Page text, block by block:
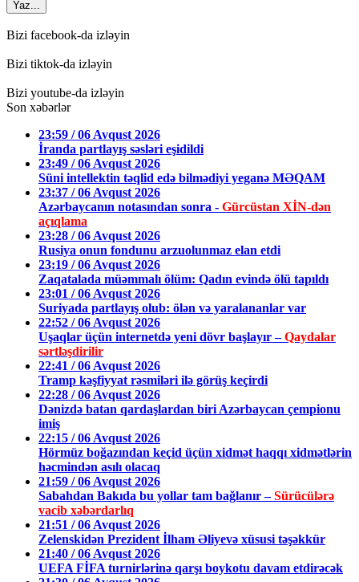
Yaz...
Bizi facebook-da izləyin
Bizi tiktok-da izləyin
Bizi youtube-da izləyin
Son xəbərlər
23:59 / 06 Avqust 2026
İranda partlayış səsləri eşidildi
23:49 / 06 Avqust 2026
Süni intellektin təqlid edə bilmədiyi yeganə MƏQAM
23:37 / 06 Avqust 2026
Azərbaycanın notasından sonra - Gürcüstan XİN-dən
açıqlama
23:28 / 06 Avqust 2026
Rusiya onun fondunu arzuolunmaz elan etdi
23:19 / 06 Avqust 2026
Zaqatalada müəmmalı ölüm: Qadın evində ölü tapıldı
23:01 / 06 Avqust 2026
Suriyada partlayış olub: ölən və yaralananlar var
22:52 / 06 Avqust 2026
Uşaqlar üçün internetdə yeni dövr başlayır –Qaydalar
sərtləşdirilir
22:41 / 06 Avqust 2026
Tramp kəşfiyyat rəsmiləri ilə görüş keçirdi
22:28 / 06 Avqust 2026
Dənizdə batan qardaşlardan biri Azərbaycan çempionu
imiş
22:15 / 06 Avqust 2026
Hörmüz boğazından keçid üçün xidmət haqqı xidmətlərin
həcmindən asılı olacaq
21:59 / 06 Avqust 2026
Sabahdan Bakıda bu yollar tam bağlanır –Sürücülərə
vacib xəbərdarlıq
21:51 / 06 Avqust 2026
Zelenskidən Prezident İlham Əliyevə xüsusi təşəkkür
21:40 / 06 Avqust 2026
UEFA FİFA turnirlərinə qarşı boykotu davam etdirəcək